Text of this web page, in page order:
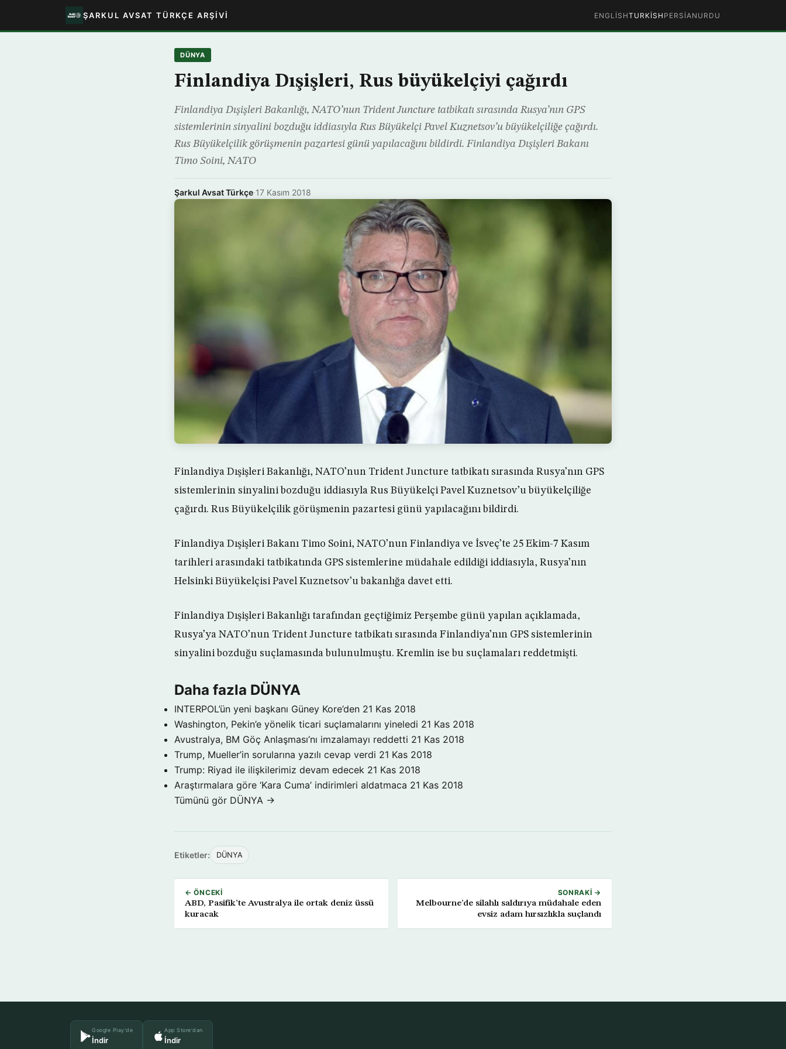
ŞARKUL AVSAT TÜRKÇE ARŞIVI ENGLISHTURKISH PERSIAN URDU
DÜNYA
Finlandiya Dışişleri, Rus büyükelçiyi çağırdı
Finlandiya Dışişleri Bakanlığı, NATO’nun Trident Juncture tatbikatı sırasında Rusya’nın GPS
sistemlerinin sinyalini bozduğu iddiasıyla Rus Büyükelçi Pavel Kuznetsov’u büyükelçiliğe çağırdı.
Rus Büyükelçilik görüşmenin pazartesi günü yapılacağını bildirdi. Finlandiya Dışişleri Bakanı
Timo Soini, NATO
Şarkul Avsat Türkçe·17 Kasım 2018
Finlandiya Dışişleri Bakanlığı, NATO’nun Trident Juncture tatbikatı sırasında Rusya’nın GPS
sistemlerinin sinyalini bozduğu iddiasıyla Rus Büyükelçi Pavel Kuznetsov’u büyükelçiliğe
çağırdı. Rus Büyükelçilik görüşmenin pazartesi günü yapılacağını bildirdi.
Finlandiya Dışişleri Bakanı Timo Soini, NATO’nun Finlandiya ve İsveç’te 25 Ekim-7 Kasım
tarihleri arasındaki tatbikatında GPS sistemlerine müdahale edildiği iddiasıyla, Rusya’nın
Helsinki Büyükelçisi Pavel Kuznetsov’u bakanlığa davet etti.
Finlandiya Dışişleri Bakanlığı tarafından geçtiğimiz Perşembe günü yapılan açıklamada,
Rusya’ya NATO’nun Trident Juncture tatbikatı sırasında Finlandiya’nın GPS sistemlerinin
sinyalini bozduğu suçlamasında bulunulmuştu. Kremlin ise bu suçlamaları reddetmişti.
Daha fazla DÜNYA
INTERPOL’ün yeni başkanı Güney Kore’den 21 Kas 2018
Washington, Pekin’e yönelik ticari suçlamalarını yineledi 21 Kas 2018
Avustralya, BM Göç Anlaşması’nı imzalamayı reddetti 21 Kas 2018
Trump, Mueller’in sorularına yazılı cevap verdi 21 Kas 2018
Trump: Riyad ile ilişkilerimiz devam edecek 21 Kas 2018
Araştırmalara göre ‘Kara Cuma’ indirimleri aldatmaca 21 Kas 2018
Tümünü gör DÜNYA →
Etiketler: DÜNYA
← ÖNCEKI
ABD, Pasifik’te Avustralya ile ortak deniz üssü
kuracak
SONRAKI →
Melbourne’de silahlı saldırıya müdahale eden
evsiz adam hırsızlıkla suçlandı
Google Play'de
İndir
App Store'dan
İndir